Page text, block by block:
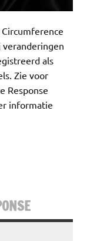
veranderingen
als
Zie voor
Response
informatie